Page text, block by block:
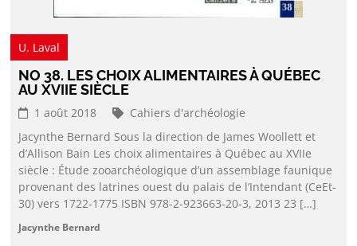
U. Laval
NO 38. LES CHOIX ALIMENTAIRES À QUÉBEC
AU XVIIE SIÈCLE
1 août 2018
Cahiers d'archéologie
Jacynthe Bernard Sous la direction de James Woollett et
d’Allison Bain Les choix alimentaires à Québec au XVIIe
siècle : Étude zooarchéologique d’un assemblage faunique
provenant des latrines ouest du palais de l’Intendant (CeEt-
30) vers 1722-1775 ISBN 978-2-923663-20-3, 2013 23 […]
Jacynthe Bernard